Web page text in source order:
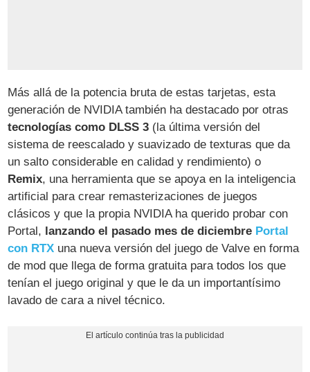
Más allá de la potencia bruta de estas tarjetas, esta
generación de NVIDIA también ha destacado por otras
tecnologías como DLSS 3 (la última versión del
sistema de reescalado y suavizado de texturas que da
un salto considerable en calidad y rendimiento) o
Remix, una herramienta que se apoya en la inteligencia
artificial para crear remasterizaciones de juegos
clásicos y que la propia NVIDIA ha querido probar con
Portal, lanzando el pasado mes de diciembre Portal
con RTX una nueva versión del juego de Valve en forma
de mod que llega de forma gratuita para todos los que
tenían el juego original y que le da un importantísimo
lavado de cara a nivel técnico.